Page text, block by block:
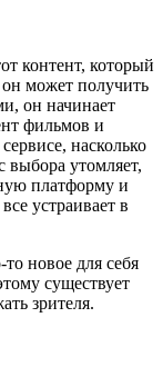
контент, который
может получить
он начинает
фильмов и
насколько
выбора утомляет,
платформу и
устраивает в
новое для себя
существует
зрителя.